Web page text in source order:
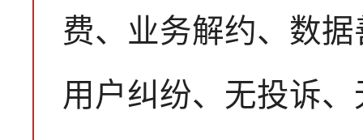
费、业务解约、数
用户纠纷、无投诉